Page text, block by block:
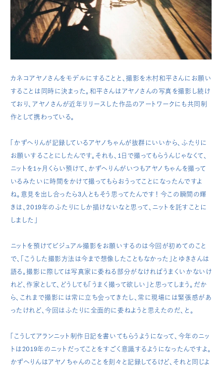
カネコアヤノさんをモデルにすることと、撮影を木村和平さんにお願い
することは同時に決まった。和平さんはアヤノさんの写真を撮影し続け
ており、アヤノさんが近年リリースした作品のアートワークにも共同制
作として携わっている。
「かずへりんが記録しているアヤノちゃんが抜群にいいから、ふたりに
お願いすることにしたんです。それも、1日で撮ってもらうんじゃなくて、
ニットを1ヶ月くらい預けて、かずへりんがいつもアヤノちゃんを撮って
いるみたいに時間をかけて撮ってもらおうってことになったんですよ
ね。意見を出し合ったら3人ともそう思ってたんです！ 今この瞬間の輝
きは、2019年のふたりにしか描けないなと思って、ニットを託すことに
しました」
ニットを預けてビジュアル撮影をお願いするのは今回が初めてのこと
で、「こうした撮影方法は今まで想像したこともなかった」とゆきさんは
語る。撮影に際しては写真家に委ねる部分がなければうまくいかないけ
れど、作家として、どうしても「うまく撮って欲しい」と思ってしまう。だか
ら、これまで撮影には常に立ち会ってきたし、常に現場には緊張感があ
ったけれど、今回はふたりに全面的に委ねようと思えたのだ、と。
「こうしてアランニット制作日記を書いてもらうようになって、今年のニッ
トは2019年のニットだってことをすごく意識するようになったんですよ。
かずへりんはアヤノちゃんのことを刻々と記録してるけど、それと同じよ